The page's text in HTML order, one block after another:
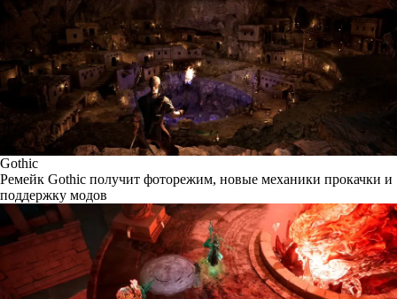
Gothic
Ремейк Gothic получит фоторежим, новые механики прокачки и
поддержку модов